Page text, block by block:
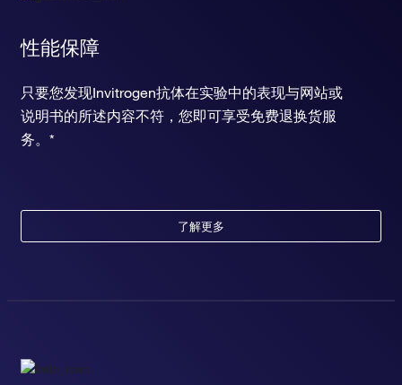
性能保障
只要您发现Invitrogen抗体在实验中的表现与网站或
说明书的所述内容不符，您即可享受免费退换货服
务。*
了解更多